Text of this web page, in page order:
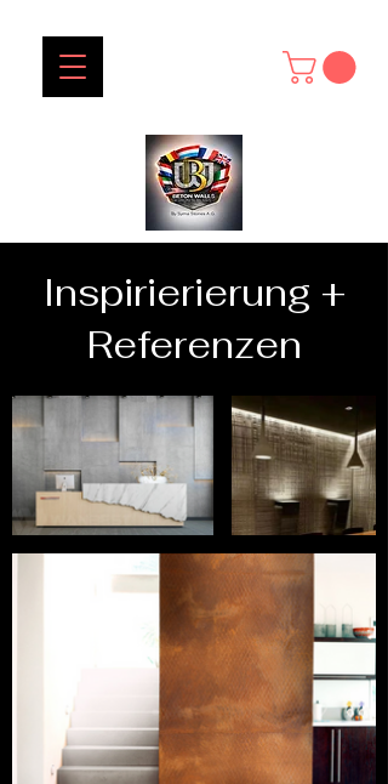
Inspirierierung +
Referenzen